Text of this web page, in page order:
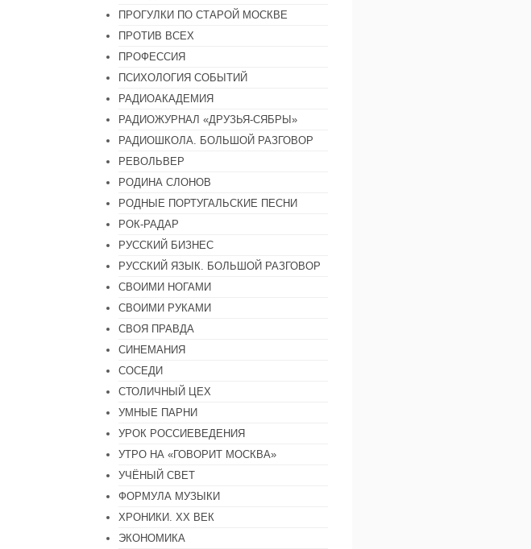
ПРОГУЛКИ ПО СТАРОЙ МОСКВЕ
ПРОТИВ ВСЕХ
ПРОФЕССИЯ
ПСИХОЛОГИЯ СОБЫТИЙ
РАДИОАКАДЕМИЯ
РАДИОЖУРНАЛ «ДРУЗЬЯ-СЯБРЫ»
РАДИОШКОЛА. БОЛЬШОЙ РАЗГОВОР
РЕВОЛЬВЕР
РОДИНА СЛОНОВ
РОДНЫЕ ПОРТУГАЛЬСКИЕ ПЕСНИ
РОК-РАДАР
РУССКИЙ БИЗНЕС
РУССКИЙ ЯЗЫК. БОЛЬШОЙ РАЗГОВОР
СВОИМИ НОГАМИ
СВОИМИ РУКАМИ
СВОЯ ПРАВДА
СИНЕМАНИЯ
СОСЕДИ
СТОЛИЧНЫЙ ЦЕХ
УМНЫЕ ПАРНИ
УРОК РОССИЕВЕДЕНИЯ
УТРО НА «ГОВОРИТ МОСКВА»
УЧЁНЫЙ СВЕТ
ФОРМУЛА МУЗЫКИ
ХРОНИКИ. ХХ ВЕК
ЭКОНОМИКА